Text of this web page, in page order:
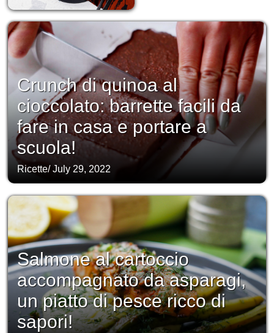
Crunch di quinoa al
cioccolato: barrette facili da
fare in casa e portare a
scuola!
Ricette/July 29, 2022
Salmone al cartoccio
accompagnato da asparagi,
un piatto di pesce ricco di
sapori!